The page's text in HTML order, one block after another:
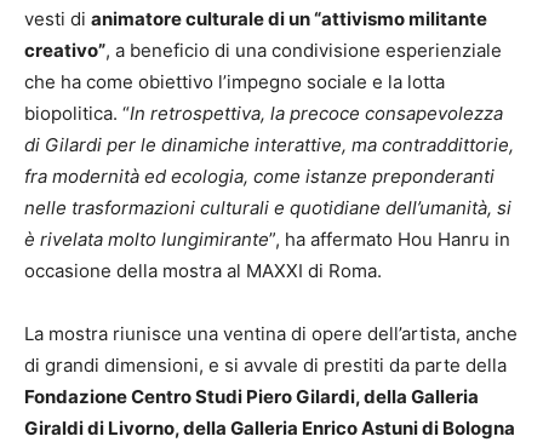
vesti di animatore culturale di un “attivismo militante
creativo”, a beneficio di una condivisione esperienziale
che ha come obiettivo l’impegno sociale e la lotta
biopolitica. “In retrospettiva, la precoce consapevolezza
di Gilardi per le dinamiche interattive, ma contraddittorie,
fra modernità ed ecologia, come istanze preponderanti
nelle trasformazioni culturali e quotidiane dell’umanità, si
è rivelata molto lungimirante”, ha affermato Hou Hanru in
occasione della mostra al MAXXI di Roma.
La mostra riunisce una ventina di opere dell’artista, anche
di grandi dimensioni, e si avvale di prestiti da parte della
Fondazione Centro Studi Piero Gilardi, della Galleria
Giraldi di Livorno, della Galleria Enrico Astuni di Bologna